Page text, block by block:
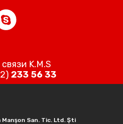
K.M.S
233 56 33
San. Tic. Ltd. Şti